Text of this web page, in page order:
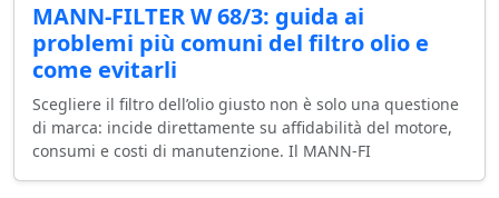
MANN-FILTER W 68/3: guida ai
problemi più comuni del filtro olio e
come evitarli
Scegliere il filtro dell’olio giusto non è solo una questione
di marca: incide direttamente su affidabilità del motore,
consumi e costi di manutenzione. Il MANN-FI